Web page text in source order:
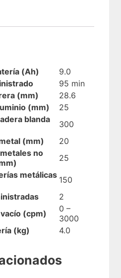
(Ah)
9.0
95 min
(mm)
28.6
(mm)
25
blanda
300
(mm)
20
no
25
metálicas 150
2
(cpm)
0 –
3000
(kg)
4.0